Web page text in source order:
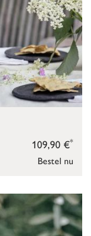
Bestel nu
109,90 €*